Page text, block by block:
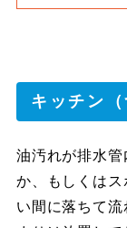
キッチン
油汚れが排水
か、もしくは
い間に落ちて